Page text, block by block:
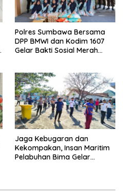
Polres Sumbawa Bersama
DPP BMWI dan Kodim 1607
Gelar Bakti Sosial Merah
Jaga Kebugaran dan
Kekompakan, Insan Maritim
Pelabuhan Bima Gelar